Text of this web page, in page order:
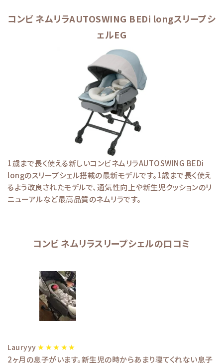
コンビ ネムリラAUTOSWING BEDi longスリープシ
ェルEG
1歳まで長く使える新しいコンビネムリラAUTOSWING BEDi
longのスリープシェル搭載の最新モデルです。1歳まで長く使え
るよう改良されたモデルで、通気性向上や新生児クッションのリ
ニューアルなど最高品質のネムリラです。
コンビ ネムリラスリープシェルの口コミ
Lauryyy
2ヶ月の息子がいます。新生児の時からあまり寝てくれない息子